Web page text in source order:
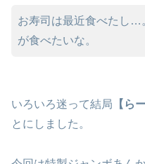
お寿司は最近食べたし…
が食べたいな。
いろいろ迷って結局 【ら
とにしました。